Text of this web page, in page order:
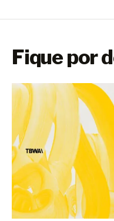
Fique por